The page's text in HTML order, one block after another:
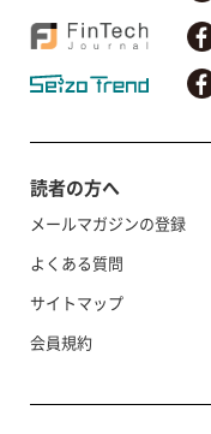
読者の方へ
メールマガジンの登録
よくある質問
サイトマップ
会員規約